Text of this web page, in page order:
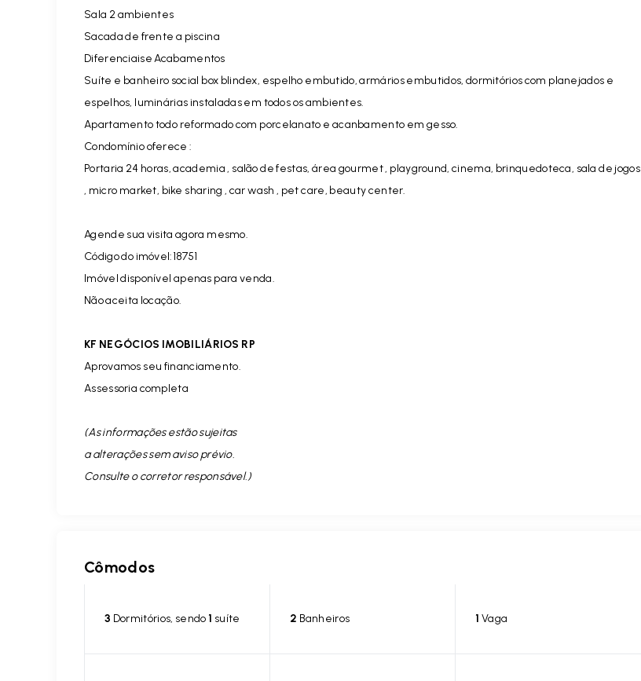
Sala 2 ambientes
Sacada de frente a piscina
Diferenciaise Acabamentos
Suíte e banheiro social box blindex, espelho embutido, armários embutidos, dormitórios com planejados e
espelhos, luminárias instaladas em todos os ambientes.
Apartamento todo reformado com porcelanato e acanbamento em gesso.
Condomínio oferece :
Portaria 24 horas, academia , salão de festas, área gourmet , playground, cinema, brinquedoteca, sala de jogos
, micro market, bike sharing , car wash , pet care, beauty center.
Agende sua visita agora mesmo.
Código do imóvel:18751
Imóvel disponível apenas para venda.
Não aceita locação.
KF NEGÓCIOS IMOBILIÁRIOS RP
Aprovamos seu financiamento.
Assessoria completa
(As informações estão sujeitas
a alterações sem aviso prévio.
Consulte o corretor responsável. )
Cômodos
3 Dormitórios, sendo1 suíte 2 Banheiros 1 Vaga